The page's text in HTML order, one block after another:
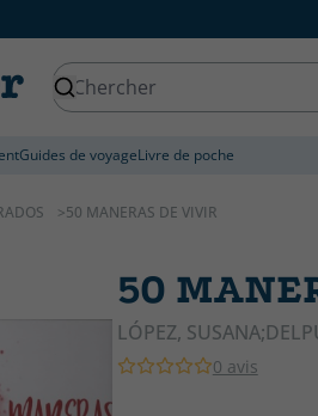
Guides de voyageLivre de poche
50 MANERAS DE VIVIR
50
LÓPEZ,
0 avis